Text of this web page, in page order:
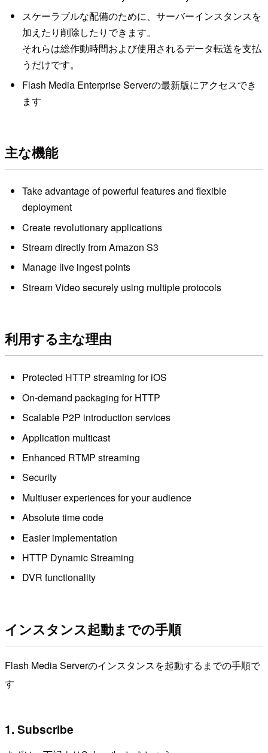
スケーラブルな配備のために、サーバーインスタンスを
加えたり削除したりできます。
それらは総作動時間および使用されるデータ転送を支払
うだけです。
Flash Media Enterprise Serverの最新版にアクセスでき
ます
主な機能
Take advantage of powerful features and flexible
deployment
Create revolutionary applications
Stream directly from Amazon S3
Manage live ingest points
Stream Video securely using multiple protocols
利用する主な理由
Protected HTTP streaming for iOS
On-demand packaging for HTTP
Scalable P2P introduction services
Application multicast
Enhanced RTMP streaming
Security
Multiuser experiences for your audience
Absolute time code
Easier implementation
HTTP Dynamic Streaming
DVR functionality
インスタンス起動までの手順
Flash Media Serverのインスタンスを起動するまでの手順で
す
1. Subscribe